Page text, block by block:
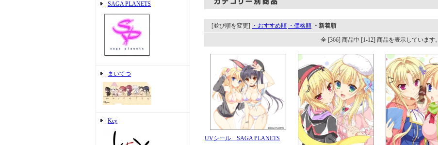
SAGA PLANETS
まいてつ
Key
[並び順を変更] ・おすすめ順 ・価格順 ・新着順
全 [366] 商品中 [1-12] 商品を表示しています。
UVシール SAGA PLANETS